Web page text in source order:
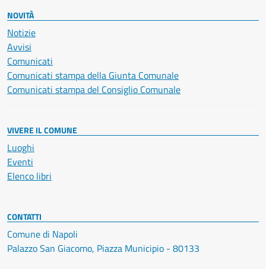
NOVITÀ
Notizie
Avvisi
Comunicati
Comunicati stampa della Giunta Comunale
Comunicati stampa del Consiglio Comunale
VIVERE IL COMUNE
Luoghi
Eventi
Elenco libri
CONTATTI
Comune di Napoli
Palazzo San Giacomo, Piazza Municipio - 80133